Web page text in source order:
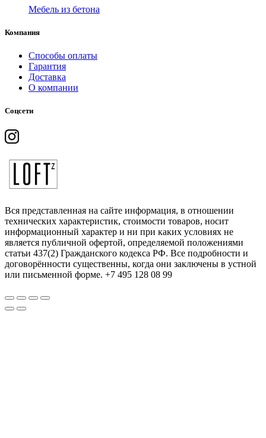
Мебель из бетона
Компания
Способы оплаты
Гарантия
Доставка
О компании
Соцсети
Вся представленная на сайте информация, в отношении
технических характеристик, стоимости товаров, носит
информационный характер и ни при каких условиях не
является публичной офертой, определяемой положениями
статьи 437(2) Гражданского кодекса РФ. Все подробности и
договорённости существенны, когда они заключены в устной
или письменной форме. +7 495 128 08 99